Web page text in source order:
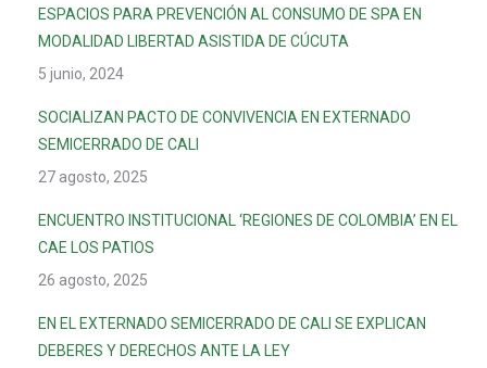
ESPACIOS PARA PREVENCIÓN AL CONSUMO DE SPA EN
MODALIDAD LIBERTAD ASISTIDA DE CÚCUTA
5 junio, 2024
SOCIALIZAN PACTO DE CONVIVENCIA EN EXTERNADO
SEMICERRADO DE CALI
27 agosto, 2025
ENCUENTRO INSTITUCIONAL ‘REGIONES DE COLOMBIA’ EN EL
CAE LOS PATIOS
26 agosto, 2025
EN EL EXTERNADO SEMICERRADO DE CALI SE EXPLICAN
DEBERES Y DERECHOS ANTE LA LEY